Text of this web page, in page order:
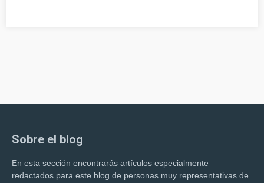
Sobre el blog
En esta sección encontrarás artículos especialmente
redactados para este blog de personas muy representativas de